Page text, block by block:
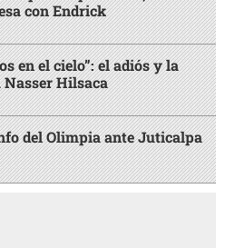
con Endrick
en el cielo”: el adiós y la
Hilsaca
del Olimpia ante Juticalpa